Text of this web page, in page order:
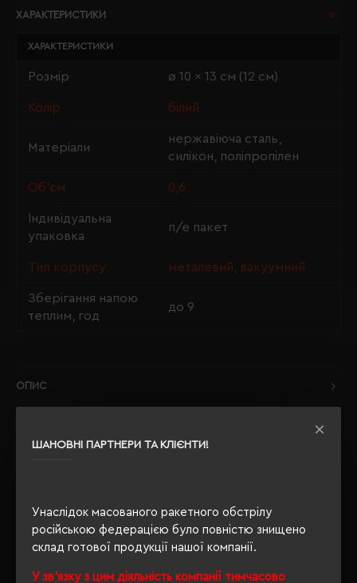
ШАНОВНІ ПАРТНЕРИ ТА КЛІЄНТИ!
Унаслідок масованого ракетного обстрілу
російською федерацією було повністю знищено
склад готової продукції нашої компанії.
У зв'язку з цим діяльність компанії тимчасово
ХАРАКТЕРИСТИКИ
ХАРАКТЕРИСТИКИ
Розмір ø 10 x 13 см (12 см)
Колір білий
Матеріали
нержавіюча сталь,
силікон, поліпропілен
Об'єм 0,6
Індивідуальна
упаковка
п/е пакет
Тип корпусу металевий, вакуумний
Зберігання напою
теплим, год
до 9
ОПИС
РЕКОМЕНДУЄМО